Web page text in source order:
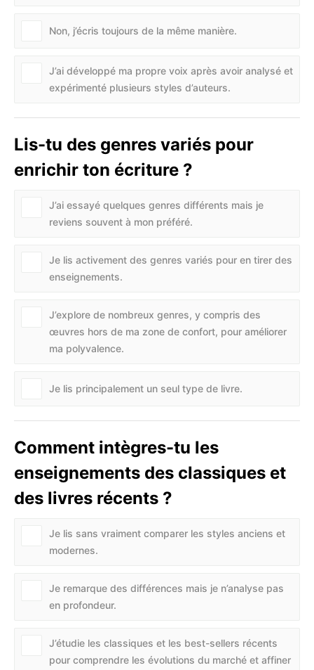
Non, j’écris toujours de la même manière.
J’ai développé ma propre voix après avoir analysé et
expérimenté plusieurs styles d’auteurs.
Lis-tu des genres variés pour
enrichir ton écriture ?
J’ai essayé quelques genres différents mais je
reviens souvent à mon préféré.
Je lis activement des genres variés pour en tirer des
enseignements.
J’explore de nombreux genres, y compris des
œuvres hors de ma zone de confort, pour améliorer
ma polyvalence.
Je lis principalement un seul type de livre.
Comment intègres-tu les
enseignements des classiques et
des livres récents ?
Je lis sans vraiment comparer les styles anciens et
modernes.
Je remarque des différences mais je n’analyse pas
en profondeur.
J’étudie les classiques et les best-sellers récents
pour comprendre les évolutions du marché et affiner